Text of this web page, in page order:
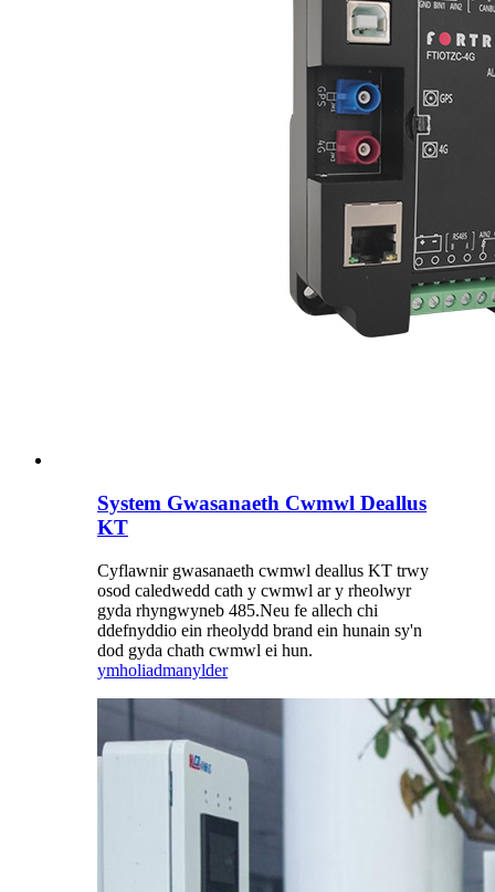
System Gwasanaeth Cwmwl Deallus
KT
Cyflawnir gwasanaeth cwmwl deallus KT trwy
osod caledwedd cath y cwmwl ar y rheolwyr
gyda rhyngwyneb 485.Neu fe allech chi
ddefnyddio ein rheolydd brand ein hunain sy'n
dod gyda chath cwmwl ei hun.
ymholiadmanylder